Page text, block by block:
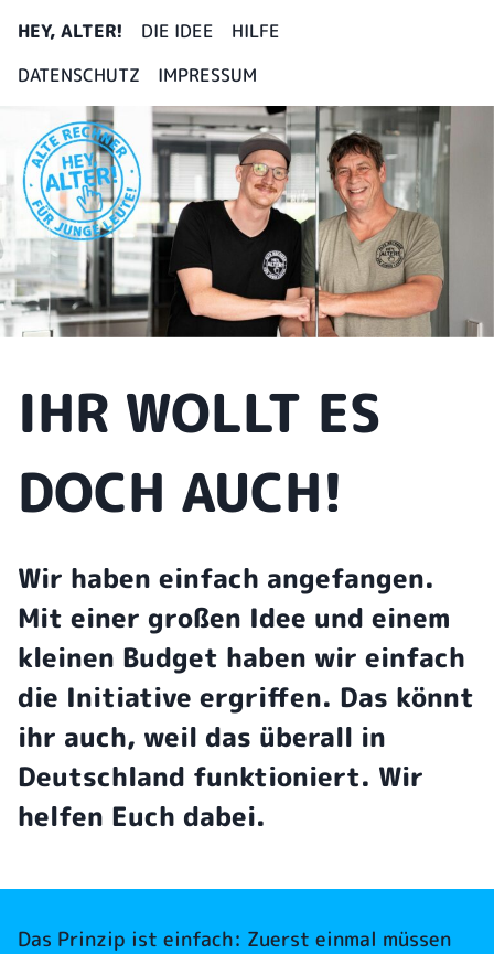
HEY, ALTER! DIE IDEE
HILFE
DATENSCHUTZ
IMPRESSUM
IHR WOLLT ES
DOCH AUCH!
Wir haben einfach angefangen.
Mit einer großen Idee und einem
kleinen Budget haben wir einfach
die Initiative ergriffen. Das könnt
ihr auch, weil das überall in
Deutschland funktioniert. Wir
helfen Euch dabei.
Das Prinzip ist einfach: Zuerst einmal müssen